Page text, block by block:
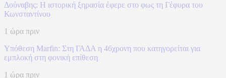
Δούναβης: Η ιστορική ξηρασία έφερε στο φως τη Γέφυρα του
Κωνσταντίνου
1 ώρα πριν
Υπόθεση Marfin: Στη ΓΑΔΑ η 46χρονη που κατηγορείται για
εμπλοκή στη φονική επίθεση
1 ώρα πριν